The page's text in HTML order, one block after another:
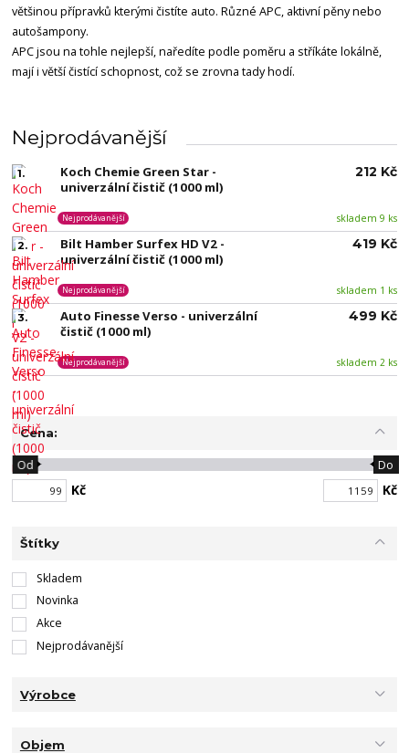
většinou přípravků kterými čistíte auto. Různé APC, aktivní pěny nebo
autošampony.
APC jsou na tohle nejlepší, naředíte podle poměru a stříkáte lokálně,
mají i větší čistící schopnost, což se zrovna tady hodí.
Nejprodávanější
1.
Koch Chemie Green Star -
univerzální čistič (1000 ml)
skladem 9 ks
Nejprodávanější
212 Kč
2.
Bilt Hamber Surfex HD V2 -
univerzální čistič (1000 ml)
skladem 1 ks
Nejprodávanější
419 Kč
3.
Auto Finesse Verso - univerzální
čistič (1000 ml)
skladem 2 ks
Nejprodávanější
499 Kč
Cena:
Kč
Od Do
Kč
Štítky
Skladem
Novinka
Akce
Nejprodávanější
Výrobce
Objem